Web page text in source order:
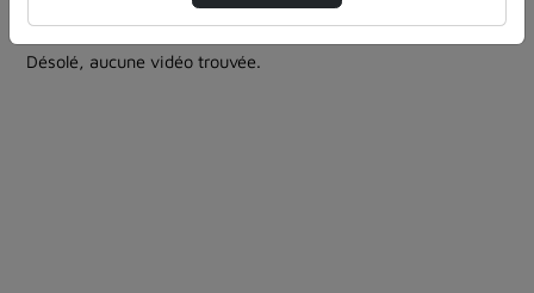
0 vidéo trouvée
Désolé, aucune vidéo trouvée.